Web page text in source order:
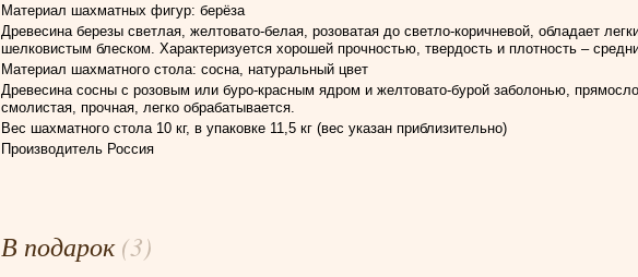
Материал шахматных фигур: берёза
Древесина березы светлая, желтовато-белая, розоватая до светло-коричневой, обладает
шелковистым блеском. Характеризуется хорошей прочностью, твердость и плотность –
Материал шахматного стола: сосна, натуральный цвет
Древесина сосны с розовым или буро-красным ядром и желтовато-бурой заболонью,
смолистая, прочная, легко обрабатывается.
Вес шахматного стола 10 кг, в упаковке 11,5 кг (вес указан приблизительно)
Производитель Россия
В подарок(3)